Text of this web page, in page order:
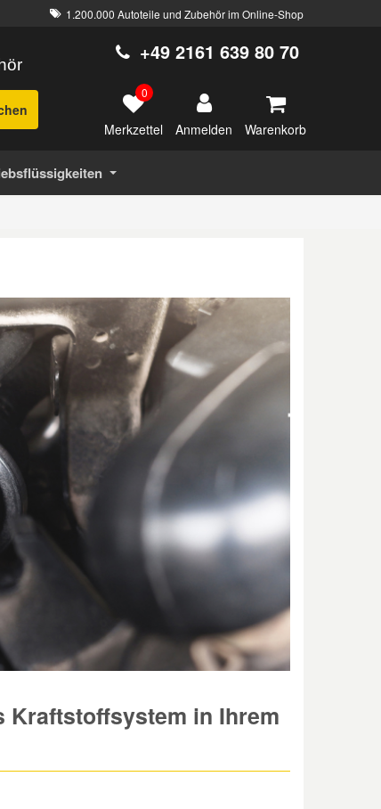
1.200.000 Autoteile und Zubehör im Online-Shop
+49 2161 639 80 70
0
Merkzettel Anmelden Warenkorb
Kraftstoffsystem in Ihrem